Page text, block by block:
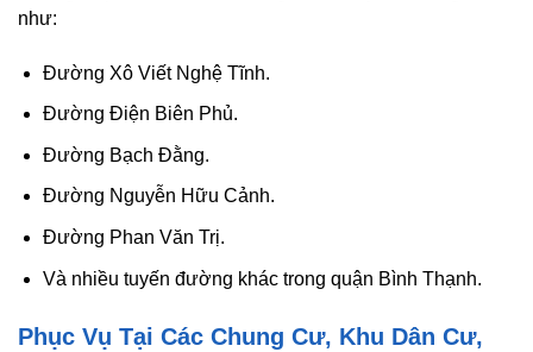
như:
Đường Xô Viết Nghệ Tĩnh.
Đường Điện Biên Phủ.
Đường Bạch Đằng.
Đường Nguyễn Hữu Cảnh.
Đường Phan Văn Trị.
Và nhiều tuyến đường khác trong quận Bình Thạnh.
Phục Vụ Tại Các Chung Cư, Khu Dân Cư,